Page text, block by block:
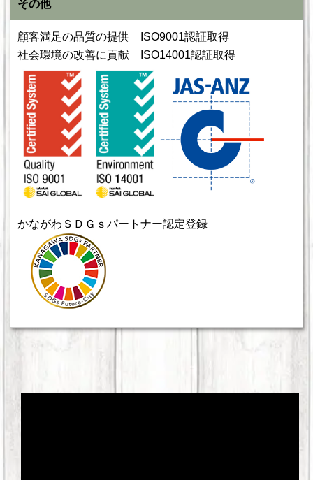
その他
顧客満足の品質の提供 ISO9001認証取得
社会環境の改善に貢献 ISO14001認証取得
かながわＳＤＧｓパートナー認定登録